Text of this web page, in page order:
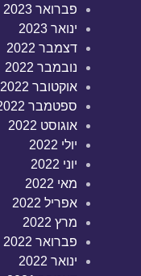
פברואר 2023
ינואר 2023
דצמבר 2022
נובמבר 2022
אוקטובר 2022
ספטמבר 2022
אוגוסט 2022
יולי 2022
יוני 2022
מאי 2022
אפריל 2022
מרץ 2022
פברואר 2022
ינואר 2022